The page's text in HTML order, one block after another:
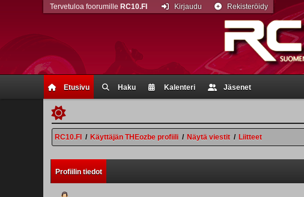
Etusivu Haku Kalenteri Jäsenet
Tervetuloa foorumille RC10.FI Kirjaudu Rekisteröidy
RC10.FI / Käyttäjän THEozbe profiili / Näytä viestit / Liitteet
Profiilin tiedot